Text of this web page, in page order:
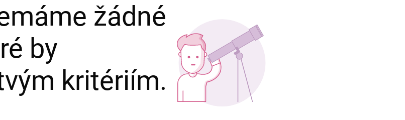
žádné
by
kritériím.